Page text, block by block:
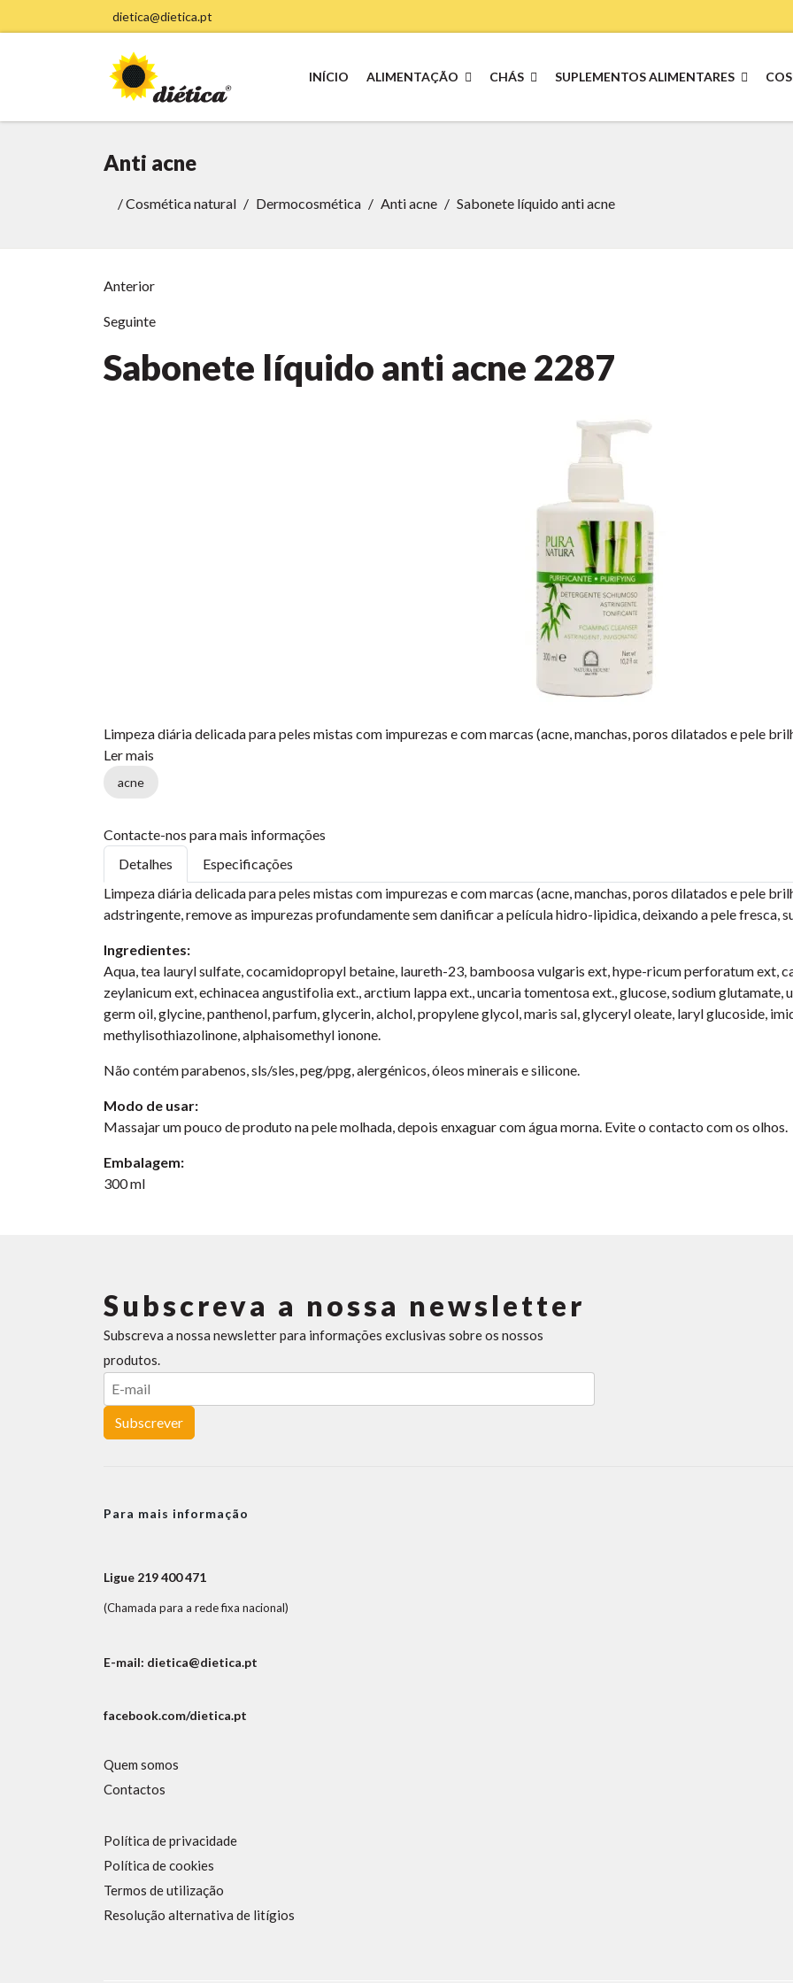
dietica@dietica.pt
INÍCIO ALIMENTAÇÃO CHÁS SUPLEMENTOS ALIMENTARES
Anti acne
/Cosmética natural Dermocosmética Anti acne Sabonete líquido anti acne
Anterior
Seguinte
Sabonete líquido anti acne 2287
Limpeza diária delicada para peles mistas com impurezas e com marcas (acne, manchas, poros dilatados e pele
Ler mais
acne
Contacte-nos para mais informações
Detalhes
Especificações
Limpeza diária delicada para peles mistas com impurezas e com marcas (acne, manchas, poros dilatados e pele
adstringente, remove as impurezas profundamente sem danificar a película hidro-lipidica, deixando a pele fresca,
Ingredientes:
Aqua, tea lauryl sulfate, cocamidopropyl betaine, laureth-23, bamboosa vulgaris ext, hype-ricum perforatum ext,
zeylanicum ext, echinacea angustifolia ext., arctium lappa ext., uncaria tomentosa ext., glucose, sodium
germ oil, glycine, panthenol, parfum, glycerin, alchol, propylene glycol, maris sal, glyceryl oleate, laryl glucoside,
methylisothiazolinone, alphaisomethyl ionone.
Não contém parabenos, sls/sles, peg/ppg, alergénicos, óleos minerais e silicone.
Modo de usar:
Massajar um pouco de produto na pele molhada, depois enxaguar com água morna. Evite o contacto com os olhos.
Embalagem:
300 ml
Subscreva a nossa newsletter
Subscreva a nossa newsletter para informações exclusivas sobre os nossos
produtos.
Subscrever
Para mais informação
Ligue 219 400 471
(Chamada para a rede fixa nacional)
E-mail: dietica@dietica.pt
facebook.com/dietica.pt
Quem somos
Contactos
Política de privacidade
Política de cookies
Termos de utilização
Resolução alternativa de litígios